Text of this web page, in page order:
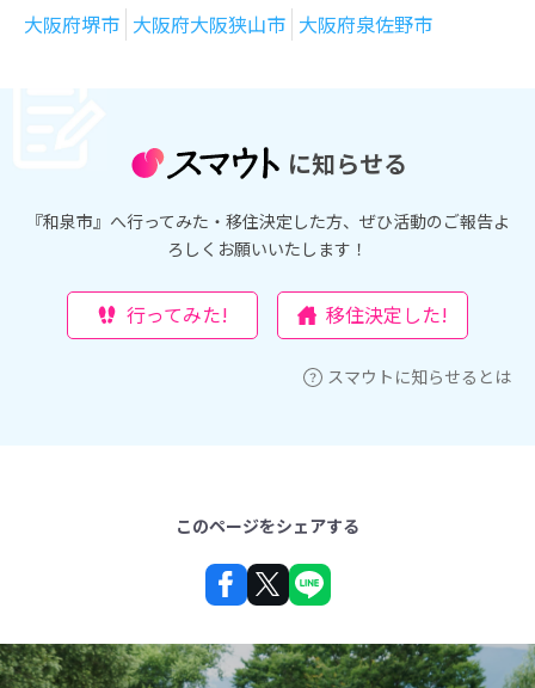
大阪府堺市 大阪府大阪狭山市 大阪府泉佐野市
に知らせる
『和泉市』へ行ってみた・移住決定した方、ぜひ活動のご報告よ
ろしくお願いいたします！
行ってみた! 移住決定した!
スマウトに知らせるとは
このページをシェアする